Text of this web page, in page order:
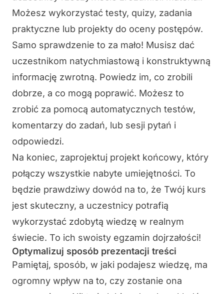
Możesz wykorzystać testy, quizy, zadania
praktyczne lub projekty do oceny postępów.
Samo sprawdzenie to za mało! Musisz dać
uczestnikom natychmiastową i konstruktywną
informację zwrotną. Powiedz im, co zrobili
dobrze, a co mogą poprawić. Możesz to
zrobić za pomocą automatycznych testów,
komentarzy do zadań, lub sesji pytań i
odpowiedzi.
Na koniec, zaprojektuj projekt końcowy, który
połączy wszystkie nabyte umiejętności. To
będzie prawdziwy dowód na to, że Twój kurs
jest skuteczny, a uczestnicy potrafią
wykorzystać zdobytą wiedzę w realnym
świecie. To ich swoisty egzamin dojrzałości!
Optymalizuj sposób prezentacji treści
Pamiętaj, sposób, w jaki podajesz wiedzę, ma
ogromny wpływ na to, czy zostanie ona